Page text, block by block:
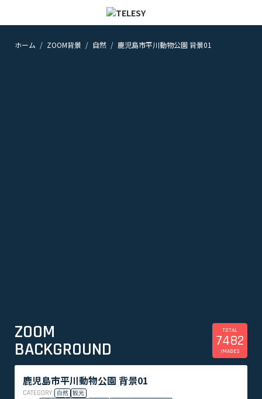
ホーム
ホーム ZOOM背景 自然 鹿児島市平川動物公園 背景01
ZOOM
BACKGROUND
TOTAL
7482
IMAGES
鹿児島市平川動物公園 背景01
CATEGORY: 自然 観光